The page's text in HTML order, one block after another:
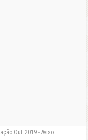
Out. 2019 - Aviso